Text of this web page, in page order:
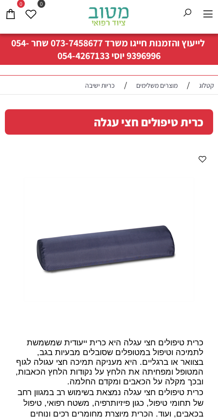
לייעוץ והזמנות חייגו משרד073-7458677שחר054-
9396996יוסי054-4267133
0 0
קטלוג / מוצרים משלימים / כריות ישיבה
כרית טיפולים חצי עגלה
כרית טיפולים חצי עגלה היא כרית ייעודית שמשמשת
לתמיכה וטיפול במטופלים שסובלים מבעיות בגב,
בצוואר או ברגליים. היא מעניקה תמיכה חצי עגולה לגוף
המטופל ומפחיתה את הלחץ על נקודות הלחץ הכאבות,
ובכך מקלה על הכאבים ומקדם החלמה.
כרית טיפולים חצי עגלה נמצאת בשימוש רב במגוון רחב
של תחומי טיפול, כגון פיזיותרפיה, משטח רפואי, טיפול
בכאבים, ועוד. הכרית מיוצרת מחומרים רכים ונוחים